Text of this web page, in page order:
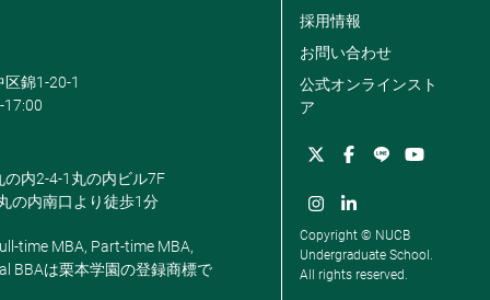
錦1-20-1
17:00
内2-4-1丸の内ビル7F
の内南口より徒歩1分
time MBA, Part-time MBA,
BBAは栗本学園の登録商標で
採用情報
お問い合わせ
公式オンラインスト
ア
Copyright © NUCB
Undergraduate School.
All rights reserved.